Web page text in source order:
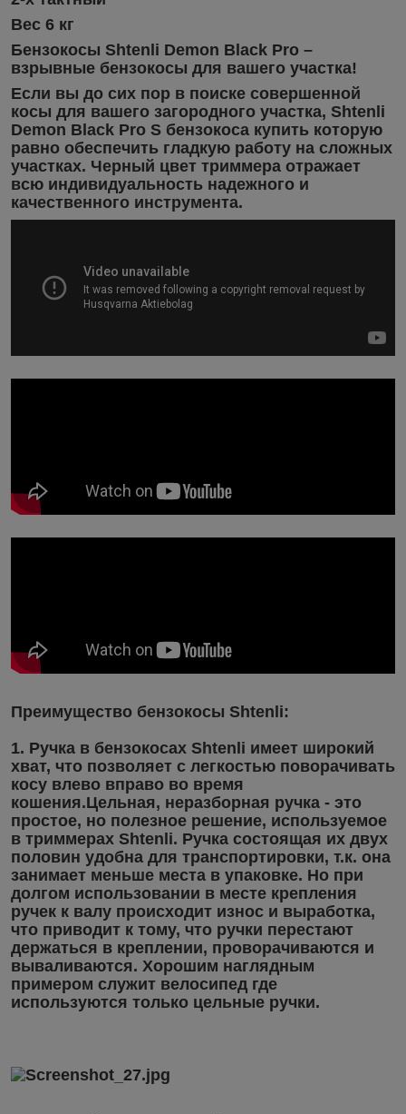
Вес 6 кг
Бензокосы Shtenli Demon Black Pro –
взрывные бензокосы для вашего участка!
Если вы до сих пор в поиске совершенной
косы для вашего загородного участка, Shtenli
Demon Black Pro S бензокоса купить которую
равно обеспечить гладкую работу на сложных
участках. Черный цвет триммера отражает
всю индивидуальность надежного и
качественного инструмента.
Преимущество бензокосы Shtenli:
1. Ручка в бензокосах Shtenli имеет широкий
хват, что позволяет с легкостью поворачивать
косу влево вправо во время
кошения.Цельная, неразборная ручка - это
простое, но полезное решение, используемое
в триммерах Shtenli. Ручка состоящая их двух
половин удобна для транспортировки, т.к. она
занимает меньше места в упаковке. Но при
долгом использовании в месте крепления
ручек к валу происходит износ и выработка,
что приводит к тому, что ручки перестают
держаться в креплении, проворачиваются и
вываливаются. Хорошим наглядным
примером служит велосипед где
используются только цельные ручки.